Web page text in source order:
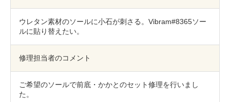
店舗を探す
オンライン修理見積もりサービス（配送修理）
お問い合わせ
ウレタン素材のソールに小石が刺さる。Vibram#8365ソー
ルに貼り替えたい。
修理担当者のコメント
ご希望のソールで前底・かかとのセット修理を行いまし
た。